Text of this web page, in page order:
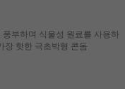
풍부하며 식물성 원료를 사용하
장 핫한 극초박형 콘돔